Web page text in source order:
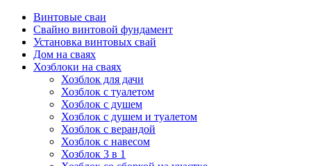
Винтовые сваи
Свайно винтовой фундамент
Установка винтовых свай
Дом на сваях
Хозблоки на сваях
Хозблок для дачи
Хозблок с туалетом
Хозблок с душем
Хозблок с душем и туалетом
Хозблок с верандой
Хозблок с навесом
Хозблок 3 в 1